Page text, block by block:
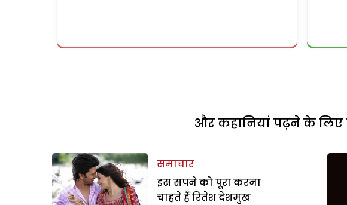
और कहानियां पढ़ने के
समाचार
इस सपने को पूरा करना
चाहते हैं रितेश देशमुख